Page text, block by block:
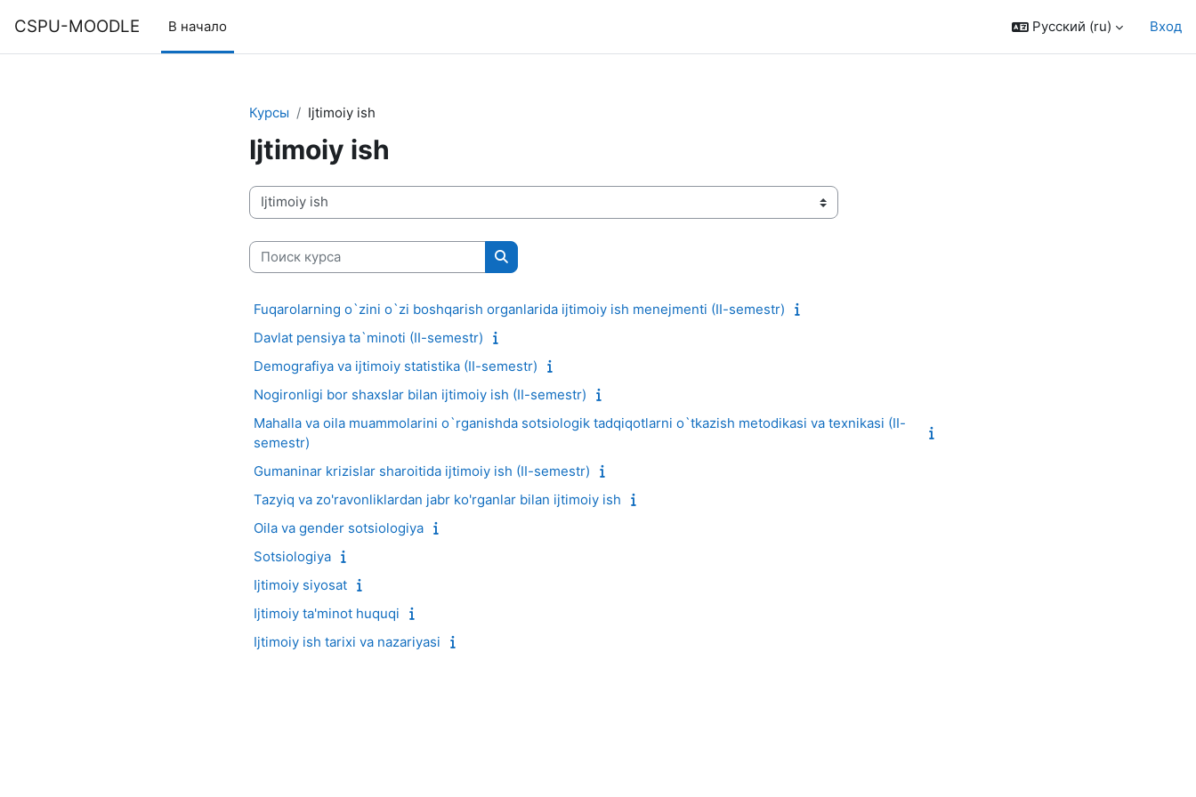
CSPU-MOODLE В начало Русский ‎(ru)‎ Вход
Курсы Ijtimoiy ish
Ijtimoiy ish
Категории курсов
Поиск курса
Поиск курса
Fuqarolarning o`zini o`zi boshqarish organlarida ijtimoiy ish menejmenti (II-semestr)
Davlat pensiya ta`minoti (II-semestr)
Demografiya va ijtimoiy statistika (II-semestr)
Nogironligi bor shaxslar bilan ijtimoiy ish (II-semestr)
Mahalla va oila muammolarini o`rganishda sotsiologik tadqiqotlarni o`tkazish metodikasi va texnikasi (II-
semestr)
Gumaninar krizislar sharoitida ijtimoiy ish (II-semestr)
Tazyiq va zo'ravonliklardan jabr ko'rganlar bilan ijtimoiy ish
Oila va gender sotsiologiya
Sotsiologiya
Ijtimoiy siyosat
Ijtimoiy ta'minot huquqi
Ijtimoiy ish tarixi va nazariyasi